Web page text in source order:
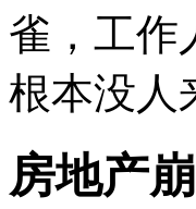
雀，工作
根本没人
房地产